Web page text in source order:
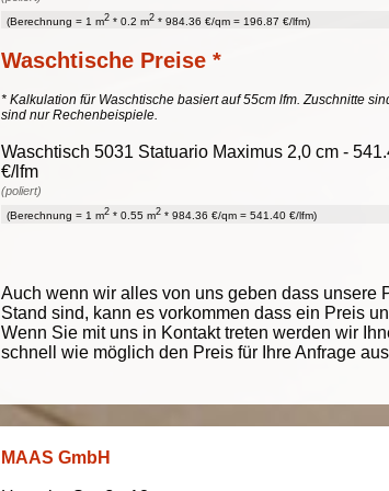
(Berechnung = 1 m2 * 0.2 m2 * 984.36 €/qm = 196.87 €/lfm)
Waschtische Preise *
* Kalkulation für Waschtische basiert auf 55cm lfm. Zuschnitte
sind nur Rechenbeispiele.
Waschtisch 5031 Statuario Maximus 2,0 cm -
€/lfm
(poliert)
(Berechnung = 1 m2 * 0.55 m2 * 984.36 €/qm = 541.40 €/lfm)
Auch wenn wir alles von uns geben dass unsere
Stand sind, kann es vorkommen dass ein Preis
Wenn Sie mit uns in Kontakt treten werden wir
schnell wie möglich den Preis für Ihre Anfrage
MAAS GmbH